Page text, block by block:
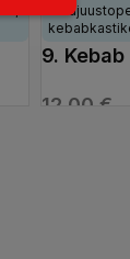
9. Kebab
12,00€